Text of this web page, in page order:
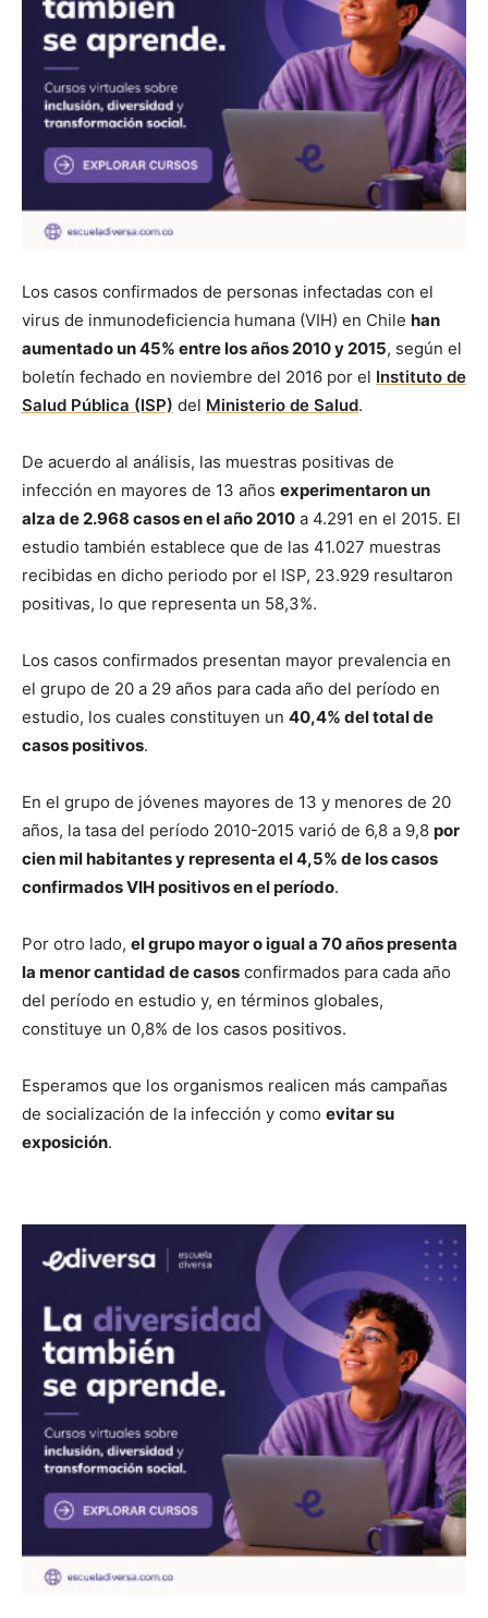
Los casos confirmados de personas infectadas con el
virus de inmunodeficiencia humana (VIH) en Chile han
aumentado un 45% entre los años 2010 y 2015, según el
boletín fechado en noviembre del 2016 por el Instituto de
Salud Pública (ISP) del Ministerio de Salud.
De acuerdo al análisis, las muestras positivas de
infección en mayores de 13 años experimentaron un
alza de 2.968 casos en el año 2010 a 4.291 en el 2015. El
estudio también establece que de las 41.027 muestras
recibidas en dicho periodo por el ISP, 23.929 resultaron
positivas, lo que representa un 58,3%.
Los casos confirmados presentan mayor prevalencia en
el grupo de 20 a 29 años para cada año del período en
estudio, los cuales constituyen un 40,4% del total de
casos positivos.
En el grupo de jóvenes mayores de 13 y menores de 20
años, la tasa del período 2010-2015 varió de 6,8 a 9,8 por
cien mil habitantes y representa el 4,5% de los casos
confirmados VIH positivos en el período.
Por otro lado, el grupo mayor o igual a 70 años presenta
la menor cantidad de casos confirmados para cada año
del período en estudio y, en términos globales,
constituye un 0,8% de los casos positivos.
Esperamos que los organismos realicen más campañas
de socialización de la infección y como evitar su
exposición.